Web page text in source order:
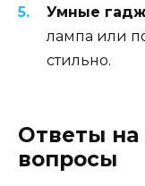
Умные
лампа или
стильно.
Ответы на
вопросы